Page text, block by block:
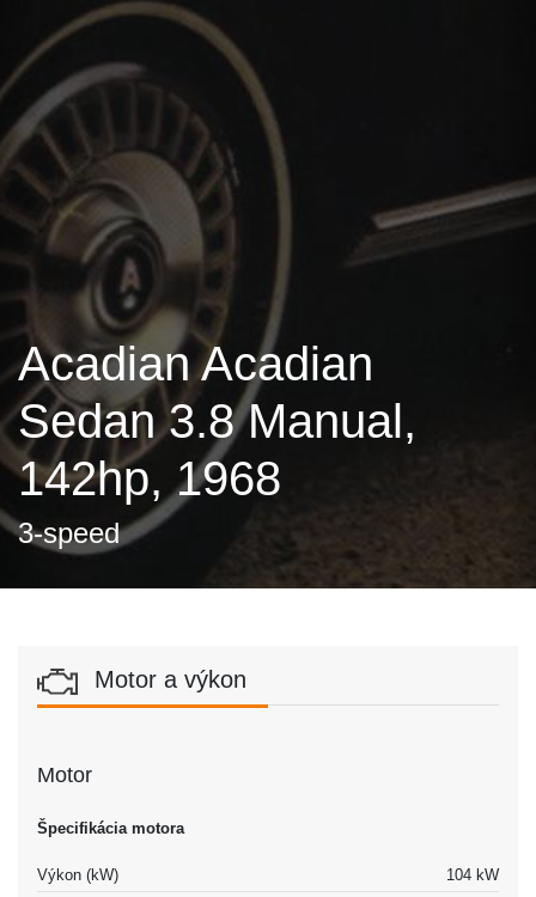
Acadian Acadian
Sedan 3.8 Manual,
142hp, 1968
3-speed
Motor a výkon
Motor
Špecifikácia motora
Výkon (kW)
104 kW